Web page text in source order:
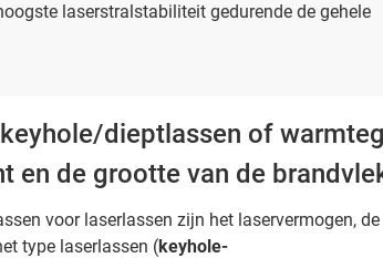
laserstralstabiliteit gedurende de gehele
dieptlassen of
en de grootte van de
voor laserlassen zijn het laservermogen, de
type laserlassen (keyhole-